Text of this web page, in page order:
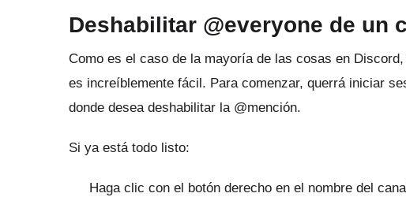
Deshabilitar @everyone de un
Como es el caso de la mayoría de las cosas en
es increíblemente fácil. Para comenzar, querrá iniciar
donde desea deshabilitar la @mención.
Si ya está todo listo:
Haga clic con el botón derecho en el nombre del